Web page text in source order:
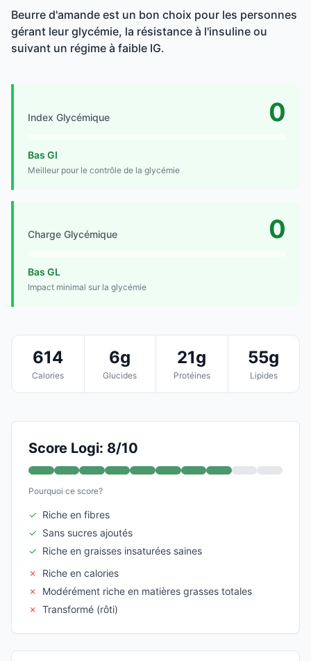
Beurre d'amande est un bon choix pour les personnes
gérant leur glycémie, la résistance à l'insuline ou
suivant un régime à faible IG.
Index Glycémique 0
Bas GI
Meilleur pour le contrôle de la glycémie
Charge Glycémique 0
Bas GL
Impact minimal sur la glycémie
614
Calories
6g
Glucides
21g
Protéines
55g
Lipides
Score Logi: 8/10
Pourquoi ce score?
✓ Riche en fibres
✓ Sans sucres ajoutés
✓ Riche en graisses insaturées saines
✗
Riche en calories
✗
Modérément riche en matières grasses totales
✗ Transformé (rôti)